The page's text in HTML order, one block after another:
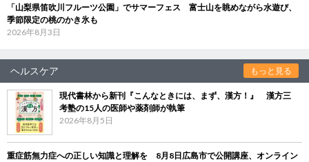
「山梨県笛吹川フルーツ公園」でサマーフェス 富士山を眺めながら水遊び、
季節限定の桃のかき氷も
2026年8月3日
ヘルスケア もっと見る
現代書林から新刊『こんなときには、まず、漢方！』 漢方三
考塾の15人の医師や薬剤師が執筆
2026年8月5日
重症筋無力症への正しい知識と理解を 8月8日広島市で公開講座、オンライン